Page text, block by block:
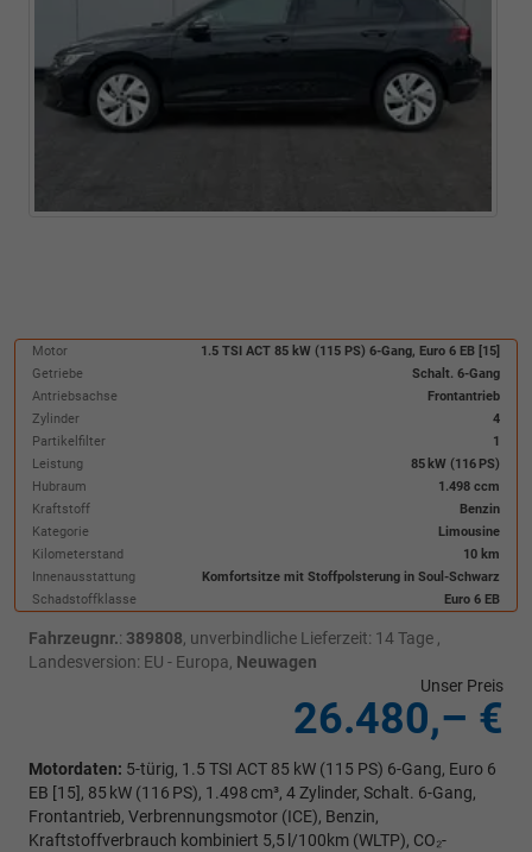
Motor
1.5 TSI ACT 85 kW (115 PS) 6-Gang, Euro 6 EB [15]
Getriebe
Schalt. 6-Gang
Antriebsachse
Frontantrieb
Zylinder
4
Partikelfilter
1
Leistung
85 kW (116 PS)
Hubraum
1.498 ccm
Kraftstoff
Benzin
Kategorie
Limousine
Kilometerstand
10 km
Innenausstattung
Komfortsitze mit Stoffpolsterung in Soul-Schwarz
Schadstoffklasse
Euro 6 EB
Fahrzeugnr.: 389808, unverbindliche Lieferzeit: 14 Tage ,
Landesversion: EU - Europa, Neuwagen
Unser Preis
26.480,– €
Motordaten: 5-türig, 1.5 TSI ACT 85 kW (115 PS) 6-Gang, Euro 6
EB [15], 85 kW (116 PS), 1.498 cm³, 4 Zylinder, Schalt. 6-Gang,
Frontantrieb, Verbrennungsmotor (ICE), Benzin,
Kraftstoffverbrauch kombiniert 5,5 l/100km (WLTP), CO₂-